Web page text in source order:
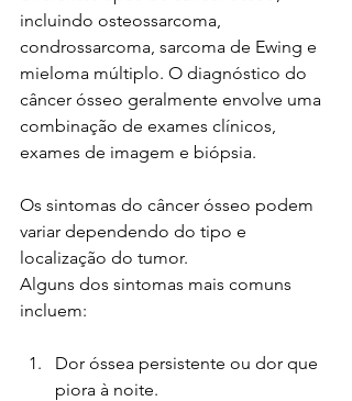
incluindo osteossarcoma,
condrossarcoma, sarcoma de Ewing e
mieloma múltiplo. O diagnóstico do
câncer ósseo geralmente envolve uma
combinação de exames clínicos,
exames de imagem e biópsia.
Os sintomas do câncer ósseo podem
variar dependendo do tipo e
localização do tumor.
Alguns dos sintomas mais comuns
incluem:
Dor óssea persistente ou dor que
piora à noite.